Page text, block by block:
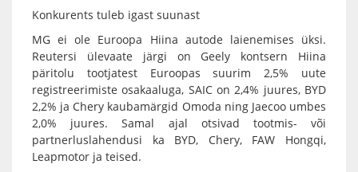
Konkurents tuleb igast suunast
MG ei ole Euroopa Hiina autode laienemises üksi.
Reutersi ülevaate järgi on Geely kontsern Hiina
päritolu tootjatest Euroopas suurim 2,5% uute
registreerimiste osakaaluga, SAIC on 2,4% juures, BYD
2,2% ja Chery kaubamärgid Omoda ning Jaecoo umbes
2,0% juures. Samal ajal otsivad tootmis- või
partnerluslahendusi ka BYD, Chery, FAW Hongqi,
Leapmotor ja teised.